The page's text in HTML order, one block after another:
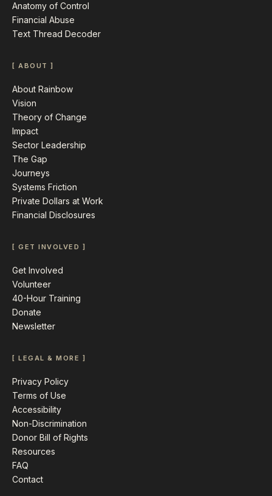
Anatomy of Control
Financial Abuse
Text Thread Decoder
[ ABOUT ]
About Rainbow
Vision
Theory of Change
Impact
Sector Leadership
The Gap
Journeys
Systems Friction
Private Dollars at Work
Financial Disclosures
[ GET INVOLVED ]
Get Involved
Volunteer
40-Hour Training
Donate
Newsletter
[ LEGAL & MORE ]
Privacy Policy
Terms of Use
Accessibility
Non-Discrimination
Donor Bill of Rights
Resources
FAQ
Contact